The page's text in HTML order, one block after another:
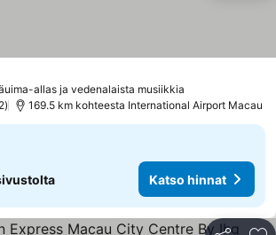
allas ja vedenalaista musiikkia
169.5 km kohteesta International Airport Macau
Katso hinnat